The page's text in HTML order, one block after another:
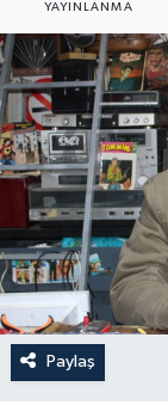
YAYINLANMA
Paylaş